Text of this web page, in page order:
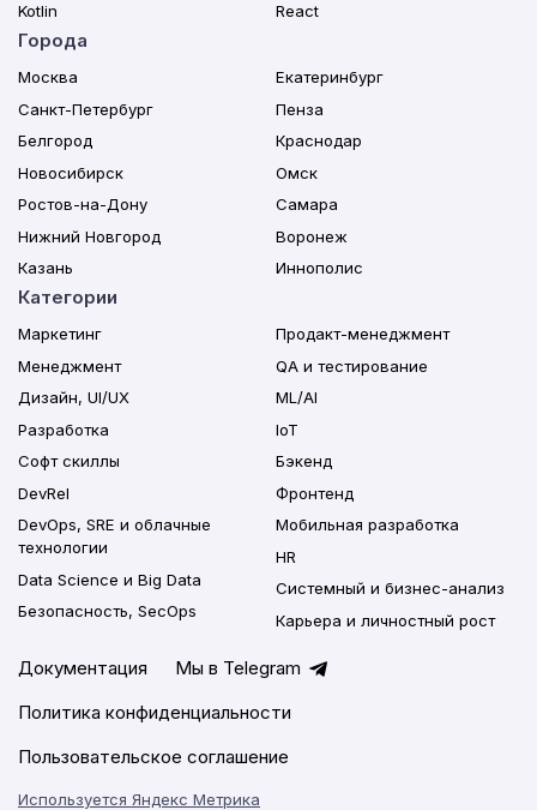
Kotlin
React
Города
Москва
Санкт-Петербург
Белгород
Новосибирск
Ростов-на-Дону
Нижний Новгород
Казань
Екатеринбург
Пенза
Краснодар
Омск
Самара
Воронеж
Иннополис
Категории
Маркетинг
Менеджмент
Дизайн, UI/UX
Разработка
Софт скиллы
DevRel
DevOps, SRE и облачные
технологии
Data Science и Big Data
Безопасность, SecOps
Продакт-менеджмент
QA и тестирование
ML/AI
IoT
Бэкенд
Фронтенд
Мобильная разработка
HR
Системный и бизнес-анализ
Карьера и личностный рост
Документация
Мы в Telegram
Политика конфиденциальности
Пользовательское соглашение
Используется Яндекс Метрика